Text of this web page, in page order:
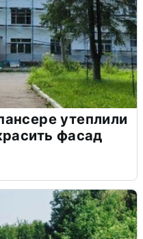
утеплили
фасад